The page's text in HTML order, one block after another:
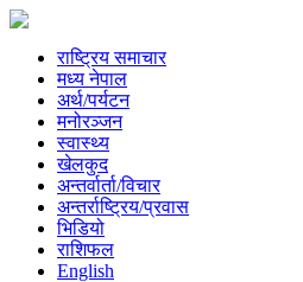
राष्ट्रिय समाचार
मध्य नेपाल
अर्थ/पर्यटन
मनोरञ्जन
स्वास्थ्य
खेलकुद
अन्तर्वार्ता/विचार
अन्तर्राष्ट्रिय/प्रवास
भिडियो
राशिफल
English